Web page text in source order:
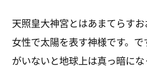
天照皇大神宮とはあまてらす
女性で太陽を表す神様です。
がいないと地球上は真っ暗に